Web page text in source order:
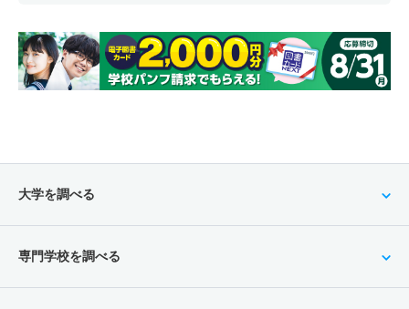
大学を調べる
専門学校を調べる